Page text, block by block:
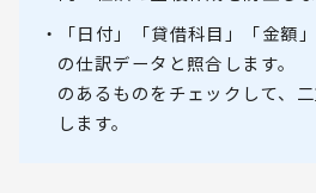
・「日付」「貸借科目」「金額
の仕訳データと照合します。
のあるものをチェックして、
します。